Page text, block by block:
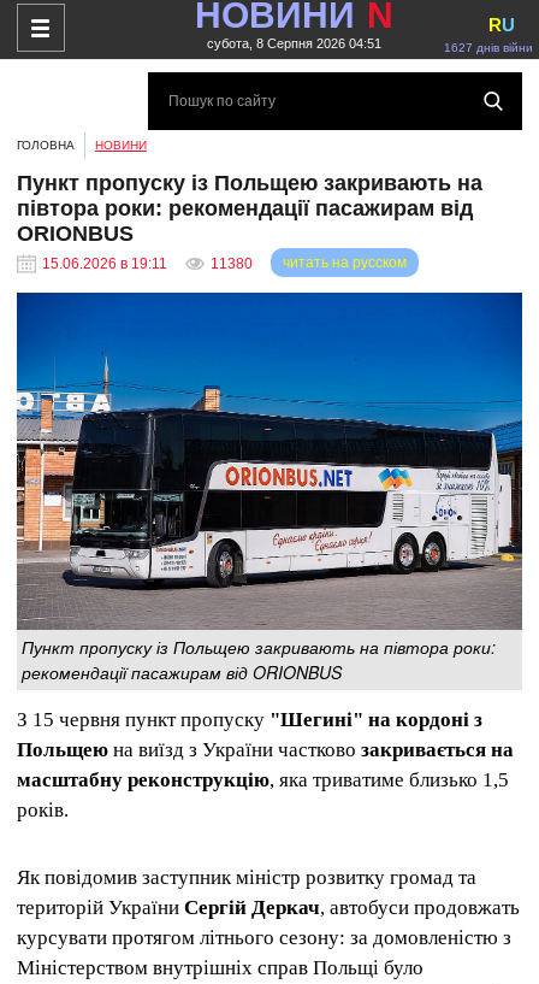
НОВИНИ N
субота, 8 Серпня 2026 04:51 1627 днів війни
RU
ГОЛОВНА НОВИНИ
Пункт пропуску із Польщею закривають на
півтора роки: рекомендації пасажирам від
ORIONBUS
15.06.2026 в 19:11 11380 читать на русском
Пункт пропуску із Польщею закривають на півтора роки:
рекомендації пасажирам від ORIONBUS
З 15 червня пункт пропуску "Шегині" на кордоні з
Польщею на виїзд з України частково закривається на
масштабну реконструкцію, яка триватиме близько 1,5
років.
Як повідомив заступник міністр розвитку громад та
територій України Сергій Деркач, автобуси продовжать
курсувати протягом літнього сезону: за домовленістю з
Міністерством внутрішніх справ Польщі було